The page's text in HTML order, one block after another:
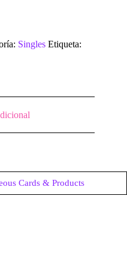
Singles Etiqueta:
Cards & Products